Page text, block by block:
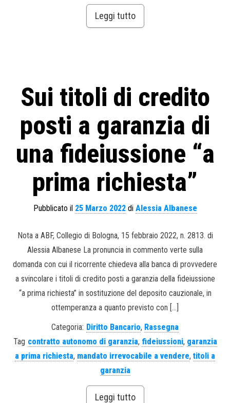
Leggi tutto
Sui titoli di credito
posti a garanzia di
una fideiussione “a
prima richiesta”
Pubblicato il 25 Marzo 2022di Alessia Albanese
Nota a ABF, Collegio di Bologna, 15 febbraio 2022, n. 2813. di
Alessia Albanese La pronuncia in commento verte sulla
domanda con cui il ricorrente chiedeva alla banca di provvedere
a svincolare i titoli di credito posti a garanzia della fideiussione
“a prima richiesta” in sostituzione del deposito cauzionale, in
ottemperanza a quanto previsto con […]
Categoria: Diritto Bancario, Rassegna
Tag contratto autonomo di garanzia, fideiussioni, garanzia
a prima richiesta, mandato irrevocabile a vendere, titoli a
garanzia
Leggi tutto